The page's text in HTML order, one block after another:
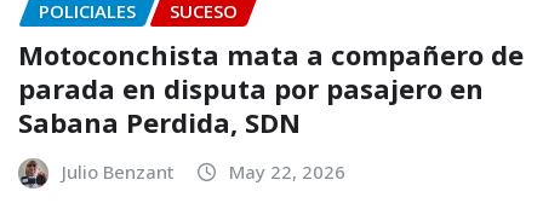
POLICIALES SUCESO
Motoconchista mata a compañero de
parada en disputa por pasajero en
Sabana Perdida, SDN
Julio Benzant May 22, 2026